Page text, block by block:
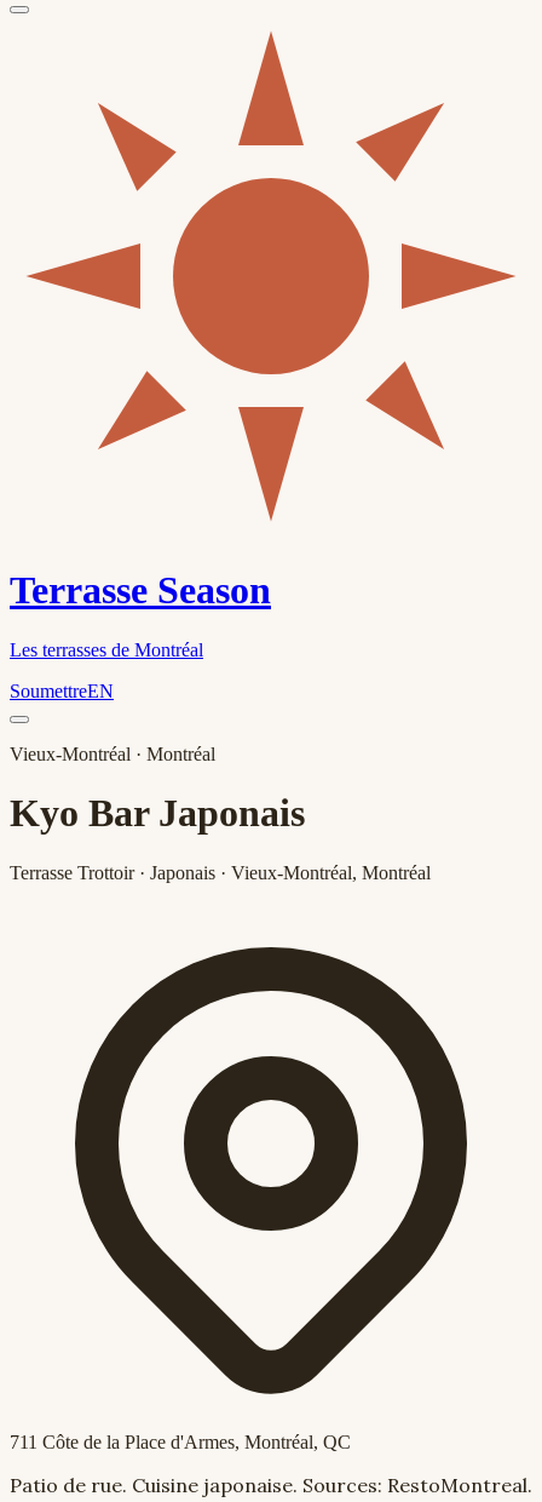
Terrasse Season
Les terrasses de Montréal
SoumettreEN
Vieux-Montréal · Montréal
Kyo Bar Japonais
Terrasse Trottoir · Japonais · Vieux-Montréal, Montréal
711 Côte de la Place d'Armes, Montréal, QC
Patio de rue. Cuisine japonaise. Sources: RestoMontreal.